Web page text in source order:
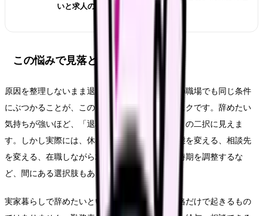
いと求人の見方
この悩みで見落としやすいリスク
原因を整理しないまま退職だけを決めると、次の職場でも同じ条件
にぶつかることが、このテーマの一番大きなリスクです。辞めたい
気持ちが強いほど、「退職するか、我慢するか」の二択に見えま
す。しかし実際には、休む、異動する、勤務形態を変える、相談先
を変える、在職しながら求人を比較する、退職時期を調整するな
ど、間にある選択肢もあります。
実家暮らしで辞めたいという悩みは、本人の性格だけで起きるもの